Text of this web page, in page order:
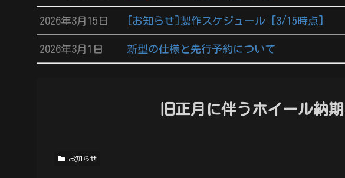
2026年3月15日 [お知らせ]製作スケジュール [3/15時点]
2026年3月1日 新型の仕様と先行予約について
旧正月に伴うホイール納
お知らせ